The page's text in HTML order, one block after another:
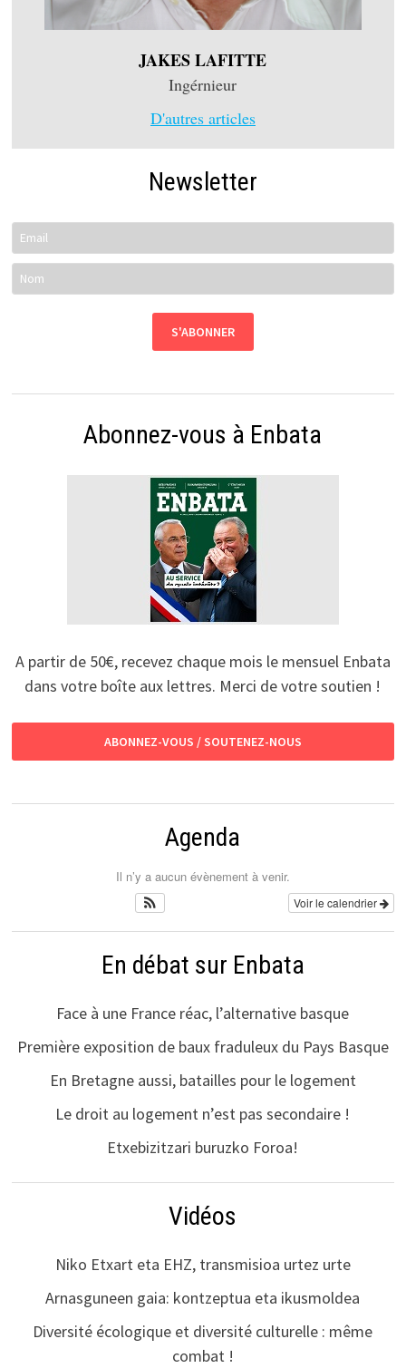
JAKES LAFITTE
Ingérnieur
D'autres articles
Newsletter
Abonnez-vous à Enbata
A partir de 50€, recevez chaque mois le mensuel Enbata
dans votre boîte aux lettres. Merci de votre soutien !
ABONNEZ-VOUS / SOUTENEZ-NOUS
Agenda
Il n’y a aucun évènement à venir.
Voir le calendrier
En débat sur Enbata
Face à une France réac, l’alternative basque
Première exposition de baux fraduleux du Pays Basque
En Bretagne aussi, batailles pour le logement
Le droit au logement n’est pas secondaire !
Etxebizitzari buruzko Foroa!
Vidéos
Niko Etxart eta EHZ, transmisioa urtez urte
Arnasguneen gaia: kontzeptua eta ikusmoldea
Diversité écologique et diversité culturelle : même
combat !